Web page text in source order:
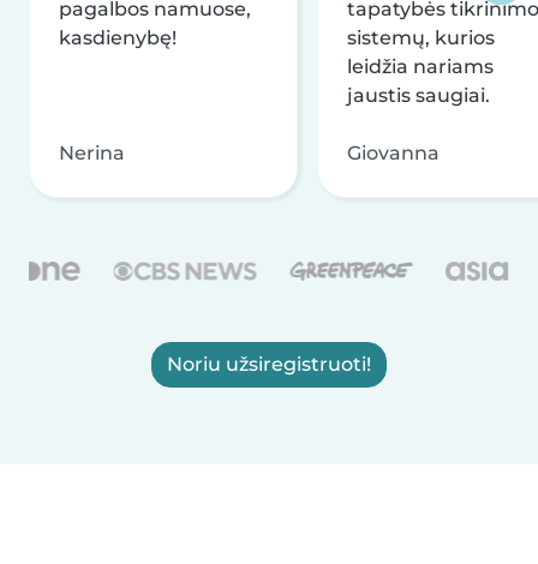
pagalbos namuose,
kasdienybę!
Nerina
tapatybės tikrinimo
sistemų, kurios
leidžia nariams
jaustis saugiai.
Giovanna
Noriu užsiregistruoti!